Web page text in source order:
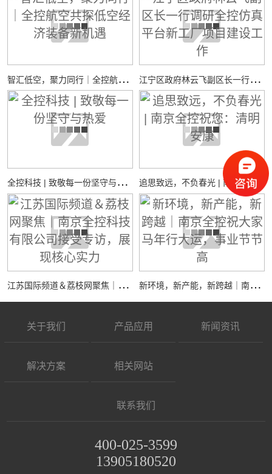
智
汇低空，聚力同行｜全控航空共探低空经济装备新机遇 江
宁区政府林云飞副区长一行调研全控仿真平台新工厂项目建设工作
全
控科技 | 致敬每一份坚守与热爱 追
思致远，不负春光 | 南京全控祝您：清明安康
江
苏国际频道＆荔枝网聚焦｜南京全控科技有限公司接受专访，展现核心实力 新
环境，新产能，新跨越｜南京全控祝大家马年行大运，事业节节高
关于我们 产品应用 新闻资讯
解决方案 相关网站
联系我们
400-025-3599
13905180520